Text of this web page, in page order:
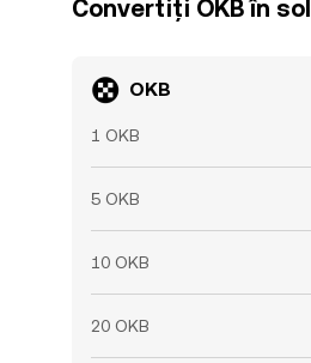
Convertiți OKB în sol
OKB
1 OKB
5 OKB
10 OKB
20 OKB